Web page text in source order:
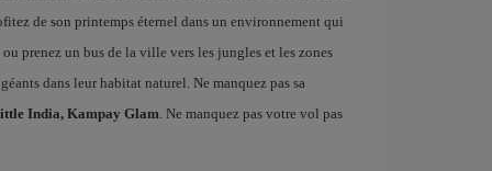
de son printemps éternel dans un environnement qui
ou prenez un bus de la ville vers les jungles et les zones
dans leur habitat naturel. Ne manquez pas sa
India, Kampay Glam . Ne manquez pas votre vol pas